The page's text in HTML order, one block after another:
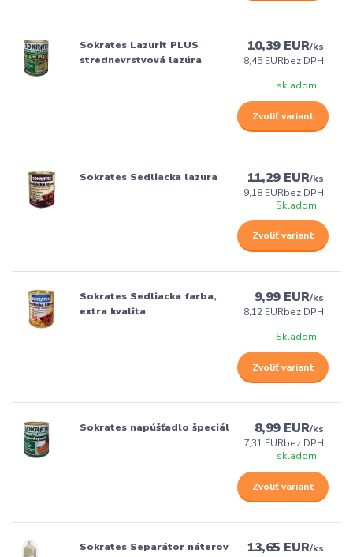
Sokrates Lazurit PLUS
strednevrstvová lazúra
10,39 EUR/ks
8,45 EURbez DPH
skladom
Zvoliť variant
Sokrates Sedliacka lazura 11,29 EUR/ks
9,18 EURbez DPH
Skladom
Zvoliť variant
Sokrates Sedliacka farba,
extra kvalita
9,99 EUR/ks
8,12 EURbez DPH
Skladom
Zvoliť variant
Sokrates napúšťadlo špeciál 8,99 EUR/ks
7,31 EURbez DPH
skladom
Zvoliť variant
Sokrates Separátor náterov
13,65 EUR/ks